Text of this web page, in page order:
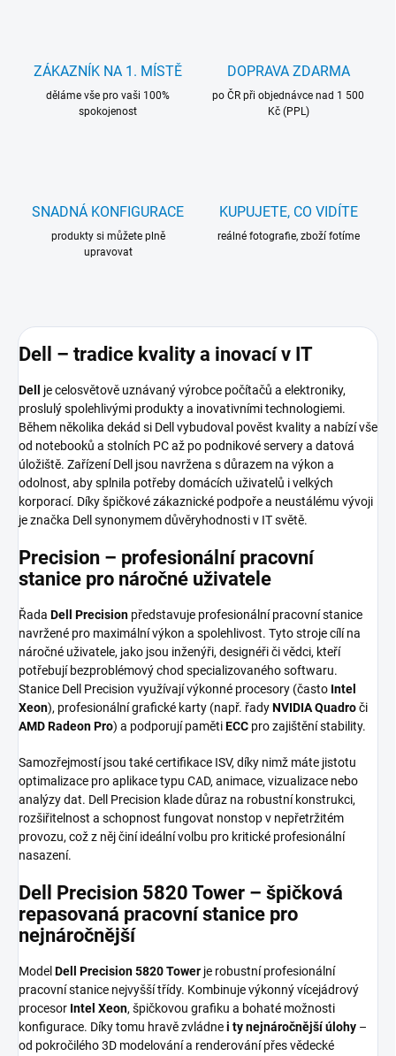
ZÁKAZNÍK NA 1. MÍSTĚ
děláme vše pro vaši 100%
spokojenost
DOPRAVA ZDARMA
po ČR při objednávce nad 1 500
Kč (PPL)
SNADNÁ KONFIGURACE
produkty si můžete plně
upravovat
KUPUJETE, CO VIDÍTE
reálné fotografie, zboží fotíme
Dell – tradice kvality a inovací v IT
Dell
je celosvětově uznávaný výrobce počítačů a elektroniky,
proslulý spolehlivými produkty a inovativními technologiemi.
Během několika dekád si Dell vybudoval pověst kvality a nabízí vše
od notebooků a stolních PC až po podnikové servery a datová
úložiště. Zařízení Dell jsou navržena s důrazem na výkon a
odolnost, aby splnila potřeby domácích uživatelů i velkých
korporací. Díky špičkové zákaznické podpoře a neustálému vývoji
je značka Dell synonymem důvěryhodnosti v IT světě.
Precision – profesionální pracovní
stanice pro náročné uživatele
Řada Dell Precision představuje profesionální pracovní stanice
navržené pro maximální výkon a spolehlivost. Tyto stroje cílí na
náročné uživatele, jako jsou inženýři, designéři či vědci, kteří
potřebují bezproblémový chod specializovaného softwaru.
Stanice Dell Precision využívají výkonné procesory (často Intel
Xeon), profesionální grafické karty (např. řadyNVIDIA Quadroči
AMD Radeon Pro) a podporují pamětiECC pro zajištění stability.
Samozřejmostí jsou také certifikace ISV, díky nimž máte jistotu
optimalizace pro aplikace typu CAD, animace, vizualizace nebo
analýzy dat. Dell Precision klade důraz na robustní konstrukci,
rozšiřitelnost a schopnost fungovat nonstop v nepřetržitém
provozu, což z něj činí ideální volbu pro kritické profesionální
nasazení.
Dell Precision 5820 Tower – špičková
repasovaná pracovní stanice pro
nejnáročnější
Model Dell Precision 5820 Tower je robustní profesionální
pracovní stanice nejvyšší třídy. Kombinuje výkonný vícejádrový
procesor Intel Xeon, špičkovou grafiku a bohaté možnosti
konfigurace. Díky tomu hravě zvládnei ty nejnáročnější úlohy –
od pokročilého 3D modelování a renderování přes vědecké